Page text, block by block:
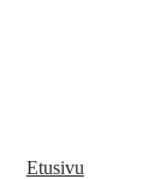
Etusivu